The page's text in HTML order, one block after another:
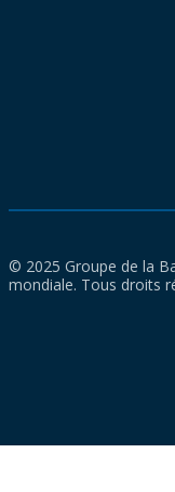
© 2025 Groupe de la
mondiale. Tous droits